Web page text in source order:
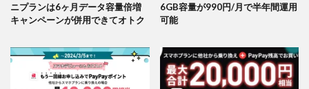
ニプランは6ヶ月データ容量倍増
キャンペーンが併用できてオトク
6GB容量が990円/月で半年間運用
可能